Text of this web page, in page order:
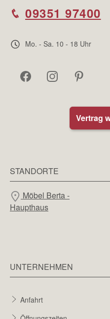
09351 97400
Mo. - Sa. 10 - 18 Uhr
Vertrag
STANDORTE
Möbel Berta -
Haupthaus
UNTERNEHMEN
Anfahrt